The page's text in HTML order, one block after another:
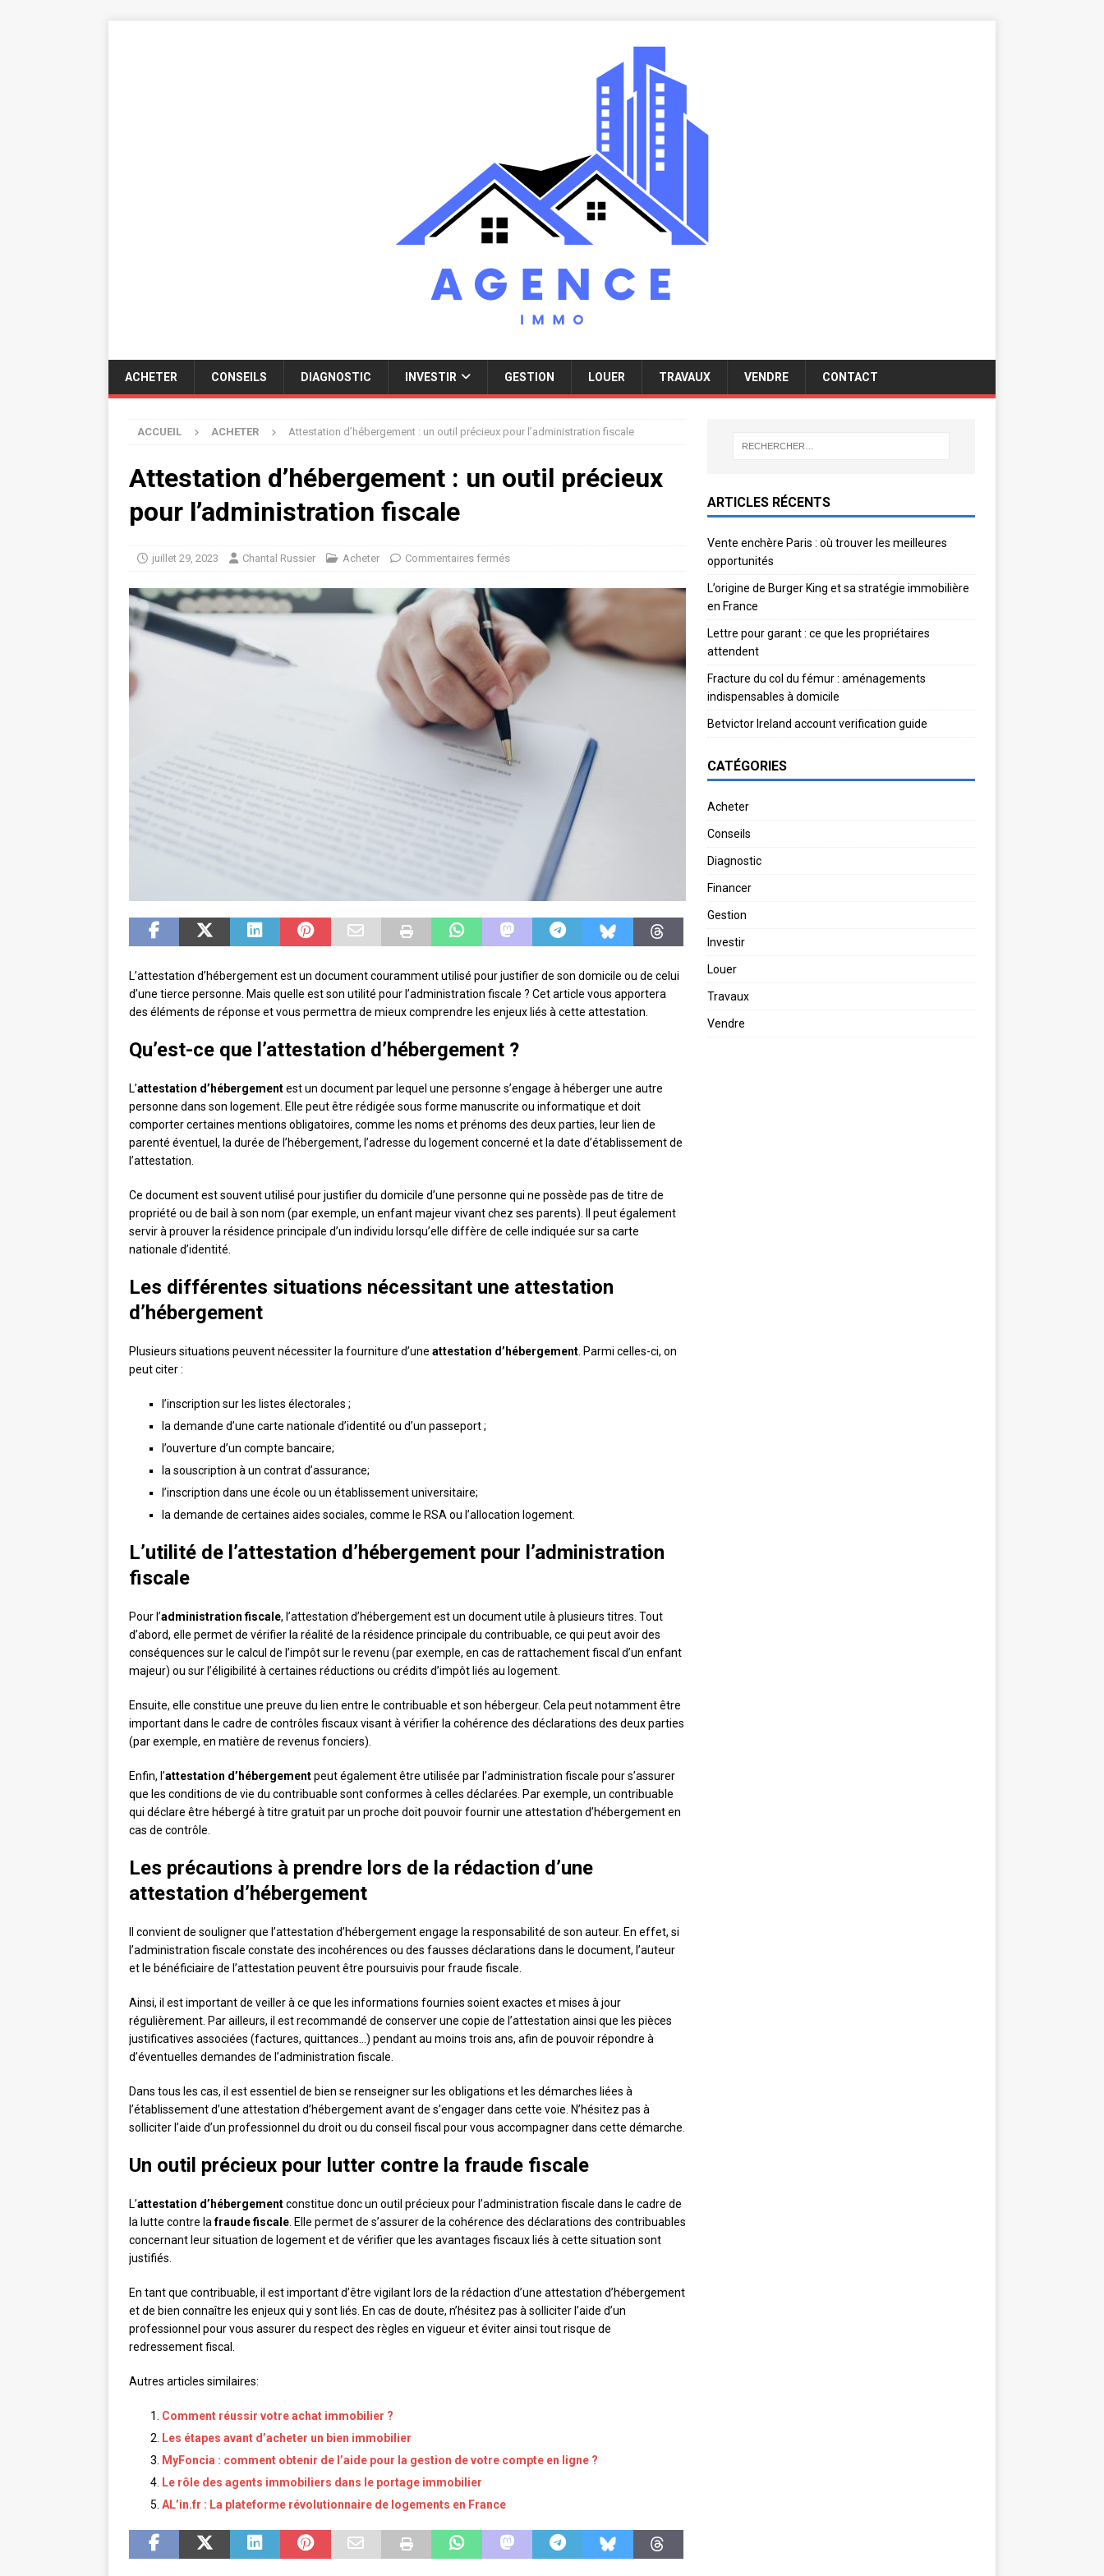
ACHETER CONSEILS DIAGNOSTIC INVESTIR GESTION LOUER TRAVAUX VENDRE CONTACT
ACCUEIL ACHETER Attestation d’hébergement : un outil précieux pour l’administration fiscale
Attestation d’hébergement : un outil précieux
pour l’administration fiscale
juillet 29, 2023 Chantal Russier Acheter Commentaires fermés
L’attestation d’hébergement est un document couramment utilisé pour justifier de son domicile ou de celui
d’une tierce personne. Mais quelle est son utilité pour l’administration fiscale ? Cet article vous apportera
des éléments de réponse et vous permettra de mieux comprendre les enjeux liés à cette attestation.
Qu’est-ce que l’attestation d’hébergement ?
L’attestation d’hébergementest un document par lequel une personne s’engage à héberger une autre
personne dans son logement. Elle peut être rédigée sous forme manuscrite ou informatique et doit
comporter certaines mentions obligatoires, comme les noms et prénoms des deux parties, leur lien de
parenté éventuel, la durée de l’hébergement, l’adresse du logement concerné et la date d’établissement de
l’attestation.
Ce document est souvent utilisé pour justifier du domicile d’une personne qui ne possède pas de titre de
propriété ou de bail à son nom (par exemple, un enfant majeur vivant chez ses parents). Il peut également
servir à prouver la résidence principale d’un individu lorsqu’elle diffère de celle indiquée sur sa carte
nationale d’identité.
Les différentes situations nécessitant une attestation
d’hébergement
Plusieurs situations peuvent nécessiter la fourniture d’une attestation d’hébergement . Parmi celles-ci, on
peut citer :
l’inscription sur les listes électorales ;
la demande d’une carte nationale d’identité ou d’un passeport ;
l’ouverture d’un compte bancaire;
la souscription à un contrat d’assurance;
l’inscription dans une école ou un établissement universitaire;
la demande de certaines aides sociales, comme le RSA ou l’allocation logement.
L’utilité de l’attestation d’hébergement pour l’administration
fiscale
Pour l’administration fiscale, l’attestation d’hébergement est un document utile à plusieurs titres. Tout
d’abord, elle permet de vérifier la réalité de la résidence principale du contribuable, ce qui peut avoir des
conséquences sur le calcul de l’impôt sur le revenu (par exemple, en cas de rattachement fiscal d’un enfant
majeur) ou sur l’éligibilité à certaines réductions ou crédits d’impôt liés au logement.
Ensuite, elle constitue une preuve du lien entre le contribuable et son hébergeur. Cela peut notamment être
important dans le cadre de contrôles fiscaux visant à vérifier la cohérence des déclarations des deux parties
(par exemple, en matière de revenus fonciers).
Enfin, l’attestation d’hébergementpeut également être utilisée par l’administration fiscale pour s’assurer
que les conditions de vie du contribuable sont conformes à celles déclarées. Par exemple, un contribuable
qui déclare être hébergé à titre gratuit par un proche doit pouvoir fournir une attestation d’hébergement en
cas de contrôle.
Les précautions à prendre lors de la rédaction d’une
attestation d’hébergement
Il convient de souligner que l’attestation d’hébergement engage la responsabilité de son auteur. En effet, si
l’administration fiscale constate des incohérences ou des fausses déclarations dans le document, l’auteur
et le bénéficiaire de l’attestation peuvent être poursuivis pour fraude fiscale.
Ainsi, il est important de veiller à ce que les informations fournies soient exactes et mises à jour
régulièrement. Par ailleurs, il est recommandé de conserver une copie de l’attestation ainsi que les pièces
justificatives associées (factures, quittances…) pendant au moins trois ans, afin de pouvoir répondre à
d’éventuelles demandes de l’administration fiscale.
Dans tous les cas, il est essentiel de bien se renseigner sur les obligations et les démarches liées à
l’établissement d’une attestation d’hébergement avant de s’engager dans cette voie. N’hésitez pas à
solliciter l’aide d’un professionnel du droit ou du conseil fiscal pour vous accompagner dans cette démarche.
Un outil précieux pour lutter contre la fraude fiscale
L’attestation d’hébergementconstitue donc un outil précieux pour l’administration fiscale dans le cadre de
la lutte contre lafraude fiscale . Elle permet de s’assurer de la cohérence des déclarations des contribuables
concernant leur situation de logement et de vérifier que les avantages fiscaux liés à cette situation sont
justifiés.
En tant que contribuable, il est important d’être vigilant lors de la rédaction d’une attestation d’hébergement
et de bien connaître les enjeux qui y sont liés. En cas de doute, n’hésitez pas à solliciter l’aide d’un
professionnel pour vous assurer du respect des règles en vigueur et éviter ainsi tout risque de
redressement fiscal.
Autres articles similaires:
Comment réussir votre achat immobilier ?
Les étapes avant d’acheter un bien immobilier
MyFoncia : comment obtenir de l’aide pour la gestion de votre compte en ligne ?
Le rôle des agents immobiliers dans le portage immobilier
AL’in.fr : La plateforme révolutionnaire de logements en France
ARTICLES RÉCENTS
Vente enchère Paris : où trouver les meilleures
opportunités
L’origine de Burger King et sa stratégie immobilière
en France
Lettre pour garant : ce que les propriétaires
attendent
Fracture du col du fémur : aménagements
indispensables à domicile
Betvictor Ireland account verification guide
CATÉGORIES
Acheter
Conseils
Diagnostic
Financer
Gestion
Investir
Louer
Travaux
Vendre